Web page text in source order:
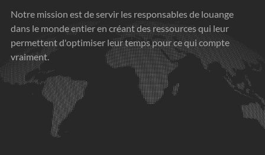
Notre mission est de servir les responsables de louange
dans le monde entier en créant des ressources qui leur
permettent d'optimiser leur temps pour ce qui compte
vraiment.